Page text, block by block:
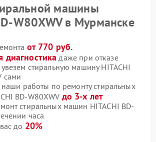
машины
W80XWV в Мурманске
от 770 руб.
диагностика даже при отказе
стиральную машину HITACHI
сами
наши работы по ремонту стиральных
BD-W80XWV до 3-х лет
стиральных машин HITACHI BD-
часа
до 20%